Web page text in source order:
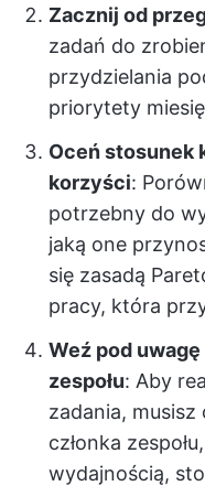
Zacznij od
zadań do
przydzielania
priorytety
Oceń stosunek
korzyści:
potrzebny do
jaką one
się zasadą
pracy, która
Weź pod
zespołu: Aby
zadania,
członka
wydajnością,